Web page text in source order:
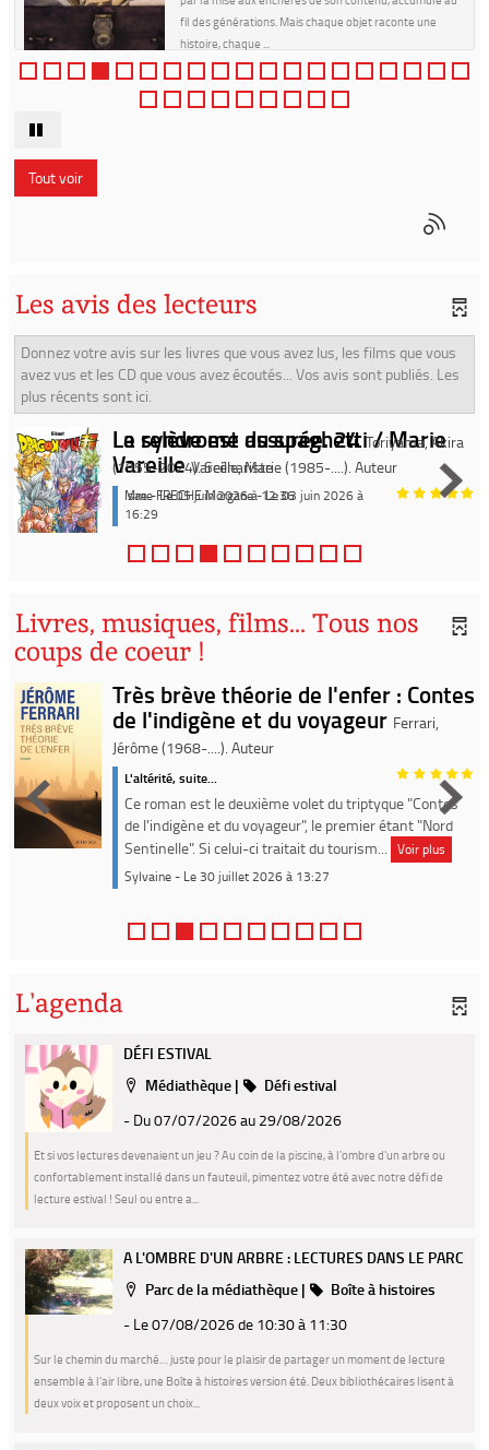
fil des générations. Mais chaque objet raconte une
histoire, chaque ...
Tout voir
Les avis des lecteurs
Donnez votre avis sur les livres que vous avez lus, les films que vous
avez vus et les CD que vous avez écoutés... Vos avis sont publiés. Les
plus récents sont ici.
La relève est assurée. 24 Toriyama, Akira
(1955-2024). Scénariste
Mme FRECHE Morgane - Le 03 juin 2026 à
16:29
Livres, musiques, films... Tous nos
coups de coeur !
Très brève théorie de l'enfer : Contes
de l'indigène et du voyageur Ferrari,
Jérôme (1968-....). Auteur
L'altérité, suite...
Ce roman est le deuxième volet du triptyque "Contes
de l'indigène et du voyageur", le premier étant "Nord
Sentinelle". Si celui-ci traitait du tourism...
Voir plus
Sylvaine - Le 30 juillet 2026 à 13:27
L'agenda
DÉFI ESTIVAL
Localisation
Médiathèque | Catégorie
Défi estival
- Du 07/07/2026 au 29/08/2026
Et si vos lectures devenaient un jeu ? Au coin de la piscine, à l'ombre d'un arbre ou
confortablement installé dans un fauteuil, pimentez votre été avec notre défi de
lecture estival ! Seul ou entre a...
A L'OMBRE D'UN ARBRE : LECTURES DANS LE PARC
Localisation
Parc de la médiathèque | Catégorie
Boîte à histoires
- Le 07/08/2026de 10:30 à 11:30
Sur le chemin du marché… juste pour le plaisir de partager un moment de lecture
ensemble à l'air libre, une Boîte à histoires version été. Deux bibliothécaires lisent à
deux voix et proposent un choix...